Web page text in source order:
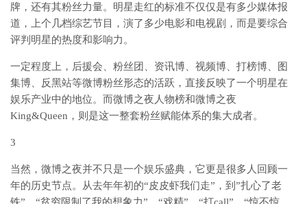
牌，还有其粉丝力量。明星走红的标准不仅仅是有多少媒体报
道，上个几档综艺节目，演了多少电影和电视剧，而是要综合
评判明星的热度和影响力。
一定程度上，后援会、粉丝团、资讯博、视频博、打榜博、图
集博、反黑站等微博粉丝形态的活跃，直接反映了一个明星在
娱乐产业中的地位。而微博之夜人物榜和微博之夜
King&Queen，则是这一整套粉丝赋能体系的集大成者。
3
当然，微博之夜并不只是一个娱乐盛典，它更是很多人回顾一
年的历史节点。从去年年初的“皮皮虾我们走”，到”扎心了老